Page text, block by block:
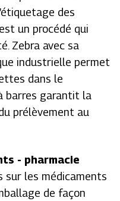
des
un procédé qui
Zebra avec sa
industrielle permet
dans le
barres garantit la
prélèvement au
- pharmacie
sur les médicaments
de façon